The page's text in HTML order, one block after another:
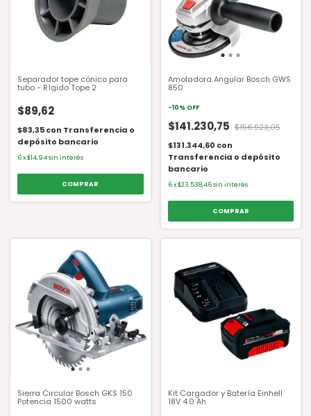
Separador tope cónico para
tubo - Rígido Tope 2
$89,62
$83,35con Transferencia o
depósito bancario
6x$14,94sin interés
Amoladora Angular Bosch GWS
850
-10% OFF
$141.230,75 $156.923,05
$131.344,60 con
Transferencia o depósito
bancario
6 x$23.538,46 sin interés
Sierra Circular Bosch GKS 150
Potencia 1500 watts
Kit Cargador y Batería Einhell
18V 4.0 Ah